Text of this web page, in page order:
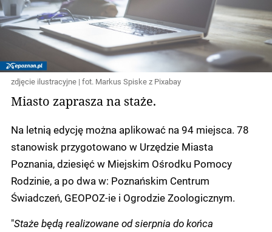
zdjęcie ilustracyjne | fot. Markus Spiske z Pixabay
Miasto zaprasza na staże.
Na letnią edycję można aplikować na 94 miejsca. 78
stanowisk przygotowano w Urzędzie Miasta
Poznania, dziesięć w Miejskim Ośrodku Pomocy
Rodzinie, a po dwa w: Poznańskim Centrum
Świadczeń, GEOPOZ-ie i Ogrodzie Zoologicznym.
"Staże będą realizowane od sierpnia do końca